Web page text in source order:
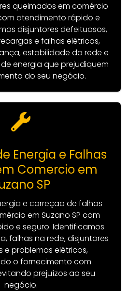
queimados em comércio
atendimento rápido e
disjuntores defeituosos,
e falhas elétricas,
estabilidade da rede e
energia que prejudiquem
do seu negócio.
Energia e Falhas
Comercio em
SP
e correção de falhas
em Suzano SP com
e seguro. Identificamos
falhas na rede, disjuntores
e problemas elétricos,
o fornecimento com
prejuízos ao seu
negócio.